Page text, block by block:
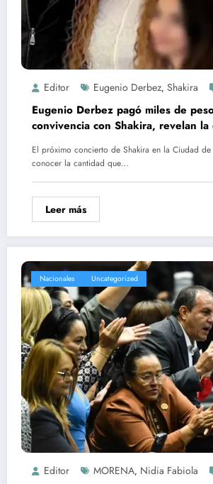
Editor Eugenio Derbez, Shakira
Eugenio Derbez pagó miles de
convivencia con Shakira, revelan la
El próximo concierto de Shakira en la Ciudad
conocer la cantidad que…
Leer más
Nacionales Uncategorized
Editor MORENA, Nidia Fabiola